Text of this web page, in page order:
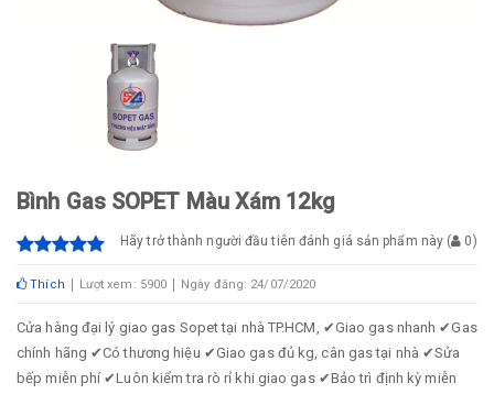
Bình Gas SOPET Màu Xám 12kg
Hãy trở thành người đầu tiên đánh giá sản phẩm này ( 0)
Thích Lượt xem: 5900 Ngày đăng: 24/07/2020
Cửa hàng đại lý giao gas Sopet tại nhà TP.HCM, ✔Giao gas nhanh ✔Gas
chính hãng ✔Có thương hiệu ✔Giao gas đủ kg, cân gas tại nhà ✔Sửa
bếp miễn phí ✔Luôn kiểm tra rò rỉ khi giao gas ✔Bảo trì định kỳ miễn